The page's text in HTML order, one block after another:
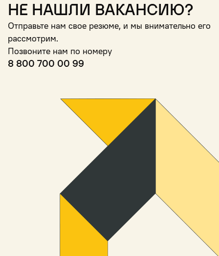
Не нашли вакансию?
Отправьте нам свое резюме, и мы внимательно его
рассмотрим.
Позвоните нам по номеру
8 800 700 00 99